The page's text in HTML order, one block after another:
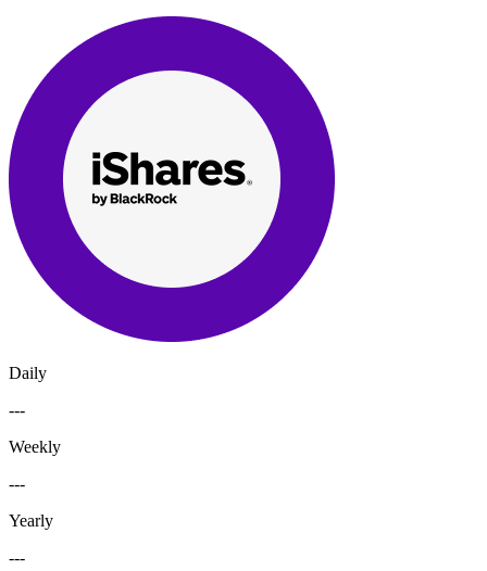
Daily
---
Weekly
---
Yearly
---